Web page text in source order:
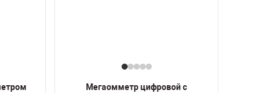
Мегаомметр цифровой с